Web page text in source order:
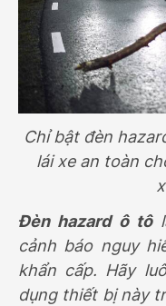
Chỉ bật đèn
lái xe an toàn
Đèn hazard ô tô
cảnh báo nguy
khẩn cấp. Hãy
dụng thiết bị này